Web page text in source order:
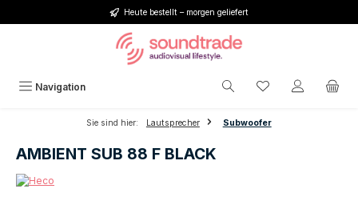
Zum Hauptinhalt springenHeute bestellt – morgen geliefert
Navigation Du hast 0
Sie sind hier: Lautsprecher Subwoofer
AMBIENT SUB 88 F BLACK